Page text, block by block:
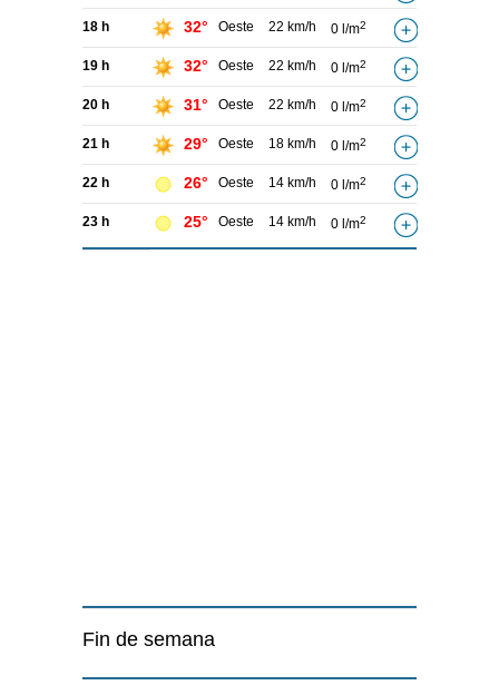
18 h 32° Oeste 22 km/h 0 l/m2
19 h 32° Oeste 22 km/h 0 l/m2
20 h 31° Oeste 22 km/h 0 l/m2
21 h 29° Oeste 18 km/h 0 l/m2
22 h 26° Oeste 14 km/h 0 l/m2
23 h 25° Oeste 14 km/h 0 l/m2
Fin de semana